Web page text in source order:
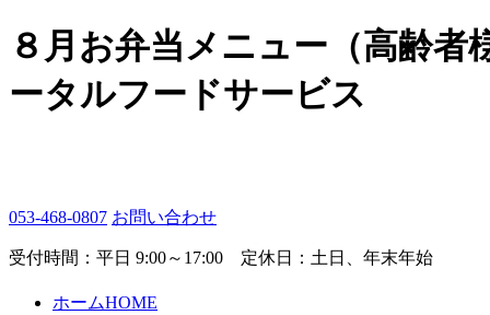
８月お弁当メニュー（高齢
ータルフードサービス
053-468-0807 お問い合わせ
受付時間：平日 9:00～17:00 定休日：土日、年末年始
ホームHOME